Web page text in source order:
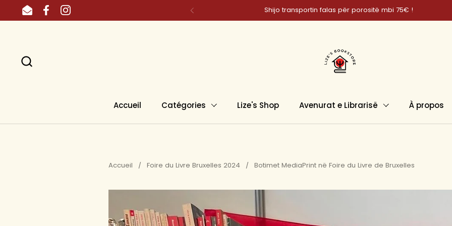
Passer au contenu
EmailFacebookInstagram Shijo transportin falas për porositë mbi 75€ !
Accueil Catégories Lize's Shop Avenurat e Librarisë À propos
Accueil / Foire du Livre Bruxelles 2024 / Botimet MediaPrint në Foire du Livre de Bruxelles